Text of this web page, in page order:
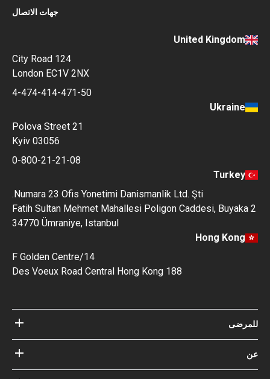
جهات الاتصال
United Kingdom
London EC1V 2NX
4-474-414-471-50
Ukraine
Polova Street 21
Kyiv 03056
0-800-21-21-08
Turkey
Numara 23 Ofis Yonetimi Danismanlik Ltd. Şti.
Fatih Sultan Mehmet Mahallesi Poligon Caddesi,
34770 Ümraniye, Istanbul
Hong Kong
مستشفيات
مدونة
عن Bookimed